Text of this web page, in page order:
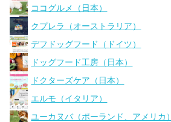
ココグルメ（日本）
クプレラ（オーストラリア）
デフドッグフード（ドイツ）
ドッグフード工房（日本）
ドクターズケア（日本）
エルモ（イタリア）
ユーカヌバ（ポーランド、アメリカ）